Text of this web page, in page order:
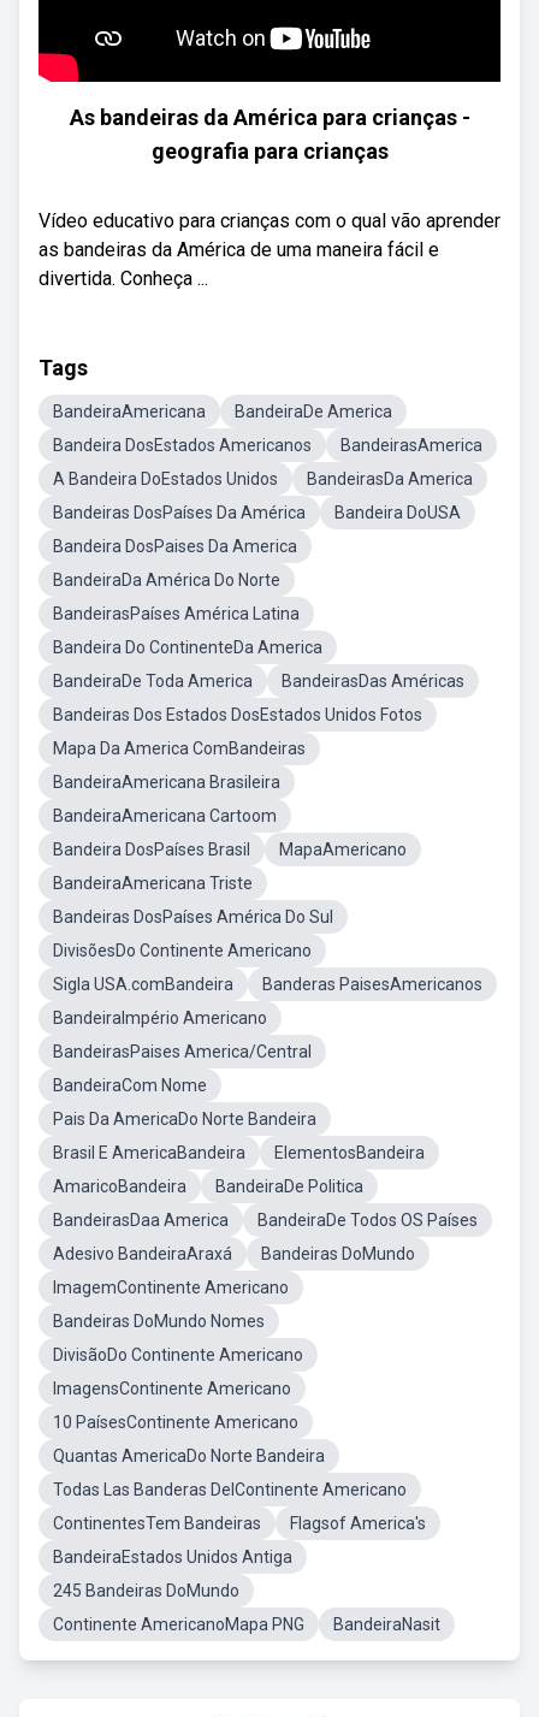
As bandeiras da América para crianças -
geografia para crianças
Vídeo educativo para crianças com o qual vão aprender
as bandeiras da América de uma maneira fácil e
divertida. Conheça ...
Tags
BandeiraAmericana
BandeiraDe America
Bandeira DosEstados Americanos
BandeirasAmerica
A Bandeira DoEstados Unidos
BandeirasDa America
Bandeiras DosPaíses Da América
Bandeira DoUSA
Bandeira DosPaises Da America
BandeiraDa América Do Norte
BandeirasPaíses América Latina
Bandeira Do ContinenteDa America
BandeiraDe Toda America
BandeirasDas Américas
Bandeiras Dos Estados DosEstados Unidos Fotos
Mapa Da America ComBandeiras
BandeiraAmericana Brasileira
BandeiraAmericana Cartoom
Bandeira DosPaíses Brasil
MapaAmericano
BandeiraAmericana Triste
Bandeiras DosPaíses América Do Sul
DivisõesDo Continente Americano
Sigla USA.comBandeira
Banderas PaisesAmericanos
BandeiraImpério Americano
BandeirasPaises America/Central
BandeiraCom Nome
Pais Da AmericaDo Norte Bandeira
Brasil E AmericaBandeira
ElementosBandeira
AmaricoBandeira
BandeiraDe Politica
BandeirasDaa America
BandeiraDe Todos OS Países
Adesivo BandeiraAraxá
Bandeiras DoMundo
ImagemContinente Americano
Bandeiras DoMundo Nomes
DivisãoDo Continente Americano
ImagensContinente Americano
10 PaísesContinente Americano
Quantas AmericaDo Norte Bandeira
Todas Las Banderas DelContinente Americano
ContinentesTem Bandeiras
Flagsof America's
BandeiraEstados Unidos Antiga
245 Bandeiras DoMundo
Continente AmericanoMapa PNG
BandeiraNasit